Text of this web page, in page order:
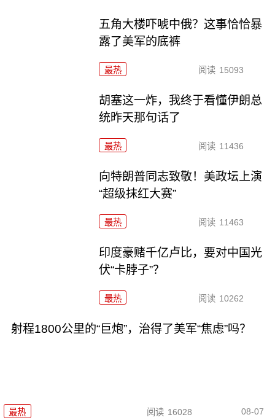
五角大楼吓唬中俄？这事恰恰暴
露了美军的底裤
最热 阅读 15093
胡塞这一炸，我终于看懂伊朗总
统昨天那句话了
最热 阅读 11436
向特朗普同志致敬！美政坛上演
“超级抹红大赛”
最热 阅读 11463
印度豪赌千亿卢比，要对中国光
伏“卡脖子”？
最热 阅读 10262
射程1800公里的“巨炮”，治得了美军“焦虑”吗？
最热 阅读 16028 08-07